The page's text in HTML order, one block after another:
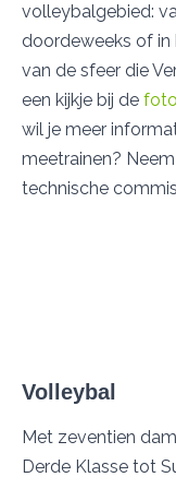
volleybalgebied:
doordeweeks of in
van de sfeer die
een kijkje bij de
wil je meer
meetrainen?
technische
Volleybal
Met zeventien
Derde Klasse tot